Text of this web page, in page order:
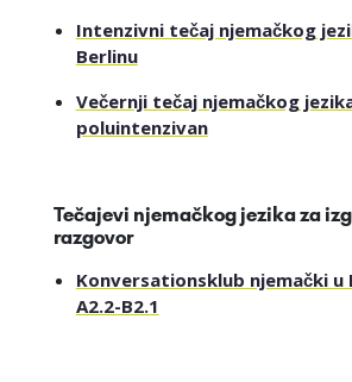
Intenzivni tečaj njemačkog
Berlinu
Večernji tečaj njemačkog
poluintenzivan
Tečajevi njemačkog jezika za
razgovor
Konversationsklub njemački u
A2.2-B2.1